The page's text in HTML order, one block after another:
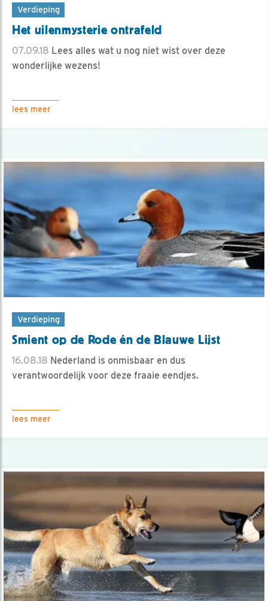
Verdieping
Het uilenmysterie ontrafeld
07.09.18 Lees alles wat u nog niet wist over deze
wonderlijke wezens!
lees meer
Verdieping
Smient op de Rode én de Blauwe Lijst
16.08.18 Nederland is onmisbaar en dus
verantwoordelijk voor deze fraaie eendjes.
lees meer